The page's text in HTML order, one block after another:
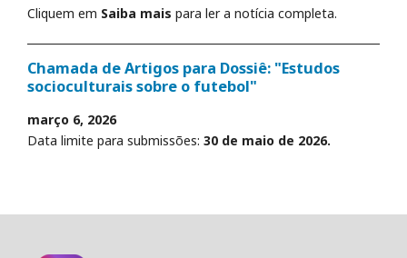
Cliquem em Saiba mais para ler a notícia completa.
Chamada de Artigos para Dossiê: "Estudos
socioculturais sobre o futebol"
março 6, 2026
Data limite para submissões: 30 de maio de 2026.